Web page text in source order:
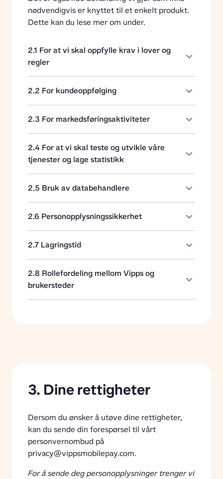
nødvendigvis er knyttet til et enkelt produkt.
Dette kan du lese mer om under.
2.1 For at vi skal oppfylle krav i lover og
regler
2.2 For kundeoppfølging
2.3 For markedsføringsaktiviteter
2.4 For at vi skal teste og utvikle våre
tjenester og lage statistikk
2.5 Bruk av databehandlere
2.6 Personopplysningssikkerhet
2.7 Lagringstid
2.8 Rollefordeling mellom Vipps og
brukersteder
3. Dine rettigheter
Dersom du ønsker å utøve dine rettigheter,
kan du sende din forespørsel til vårt
personvernombud på
privacy@vippsmobilepay.com.
For å sende deg personopplysninger trenger vi